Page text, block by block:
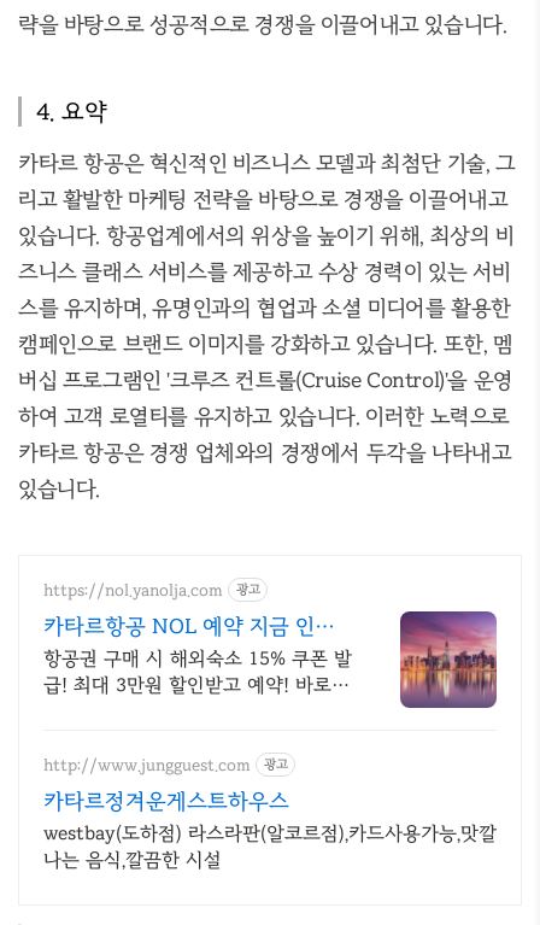
략을 바탕으로 성공적으로 경쟁을 이끌어내고 있습니다.
4. 요약
카타르 항공은 혁신적인 비즈니스 모델과 최첨단 기술, 그
리고 활발한 마케팅 전략을 바탕으로 경쟁을 이끌어내고
있습니다. 항공업계에서의 위상을 높이기 위해, 최상의 비
즈니스 클래스 서비스를 제공하고 수상 경력이 있는 서비
스를 유지하며, 유명인과의 협업과 소셜 미디어를 활용한
캠페인으로 브랜드 이미지를 강화하고 있습니다. 또한, 멤
버십 프로그램인 '크루즈 컨트롤(Cruise Control)'을 운영
하여 고객 로열티를 유지하고 있습니다. 이러한 노력으로
카타르 항공은 경쟁 업체와의 경쟁에서 두각을 나타내고
있습니다.
https://nol.yanolja.com 광고
카타르항공 NOL 예약 지금 인기
해외노선 특가
항공권 구매 시 해외숙소 15% 쿠폰 발
급! 최대 3만원 할인받고 예약! 바로예
http://www.jungguest.com 광고
카타르정겨운게스트하우스
westbay(도하점) 라스라판(알코르점),카드사용가능,맛깔
나는 음식,깔끔한 시설